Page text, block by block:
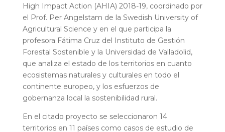
High Impact Action (AHIA) 2018-19, coordinado por
el Prof. Per Angelstam de la Swedish University of
Agricultural Science y en el que participa la
profesora Fátima Cruz del Instituto de Gestión
Forestal Sostenible y la Universidad de Valladolid,
que analiza el estado de los territorios en cuanto
ecosistemas naturales y culturales en todo el
continente europeo, y los esfuerzos de
gobernanza local la sostenibilidad rural.
En el citado proyecto se seleccionaron 14
territorios en 11 países como casos de estudio de